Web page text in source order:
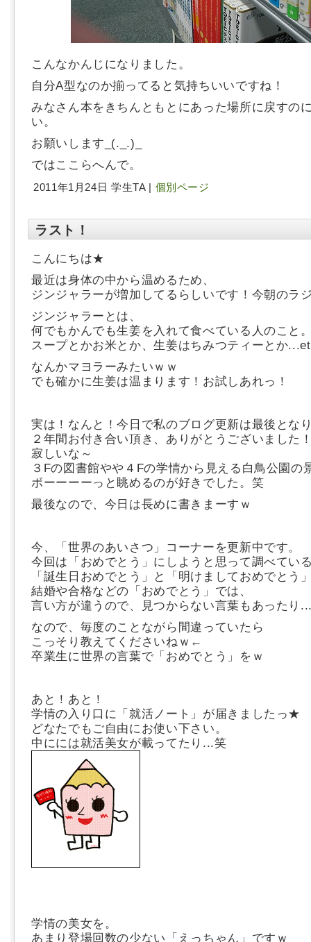
こんなかんじになりました。
自分A型なのか揃ってると気持ちいいですね！
みなさん本をきちんともとにあった場所に戻すの
い。
お願いします_(._.)_
ではここらへんで。
2011年1月24日 学生TA | 個別ページ
ラスト！
こんにちは★
最近は身体の中から温めるため、
ジンジャラーが増加してるらしいです！今朝のラ
ジンジャラーとは、
何でもかんでも生姜を入れて食べている人のこと
スープとかお米とか、生姜はちみつティーとか
なんかマヨラーみたいｗｗ
でも確かに生姜は温まります！お試しあれっ！
実は！なんと！今日で私のブログ更新は最後とな
２年間お付き合い頂き、ありがとうございました
寂しいな～
３Fの図書館やや４Fの学情から見える白鳥公園の
ボーーーーっと眺めるのが好きでした。笑
最後なので、今日は長めに書きまーすｗ
今、「世界のあいさつ」コーナーを更新中です。
今回は「おめでとう」にしようと思って調べてい
「誕生日おめでとう」と「明けましておめでとう
結婚や合格などの「おめでとう」では、
言い方が違うので、見つからない言葉もあったり
なので、毎度のことながら間違っていたら
こっそり教えてくださいねｗ←
卒業生に世界の言葉で「おめでとう」をｗ
あと！あと！
学情の入り口に「就活ノート」が届きましたっ★
どなたでもご自由にお使い下さい。
中にには就活美女が載ってたり...笑
学情の美女を。
あまり登場回数の少ない「えっちゃん」ですｗ